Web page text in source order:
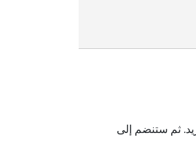
ثم ستنضم إلى